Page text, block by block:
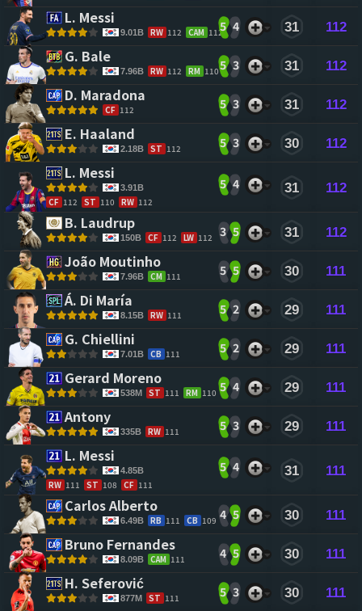
L. Messi
9.01B RW 112 CAM 1125 4 31 112
G. Bale
7.96B RW 112 RM 1105 3 31 112
D. Maradona
CF 112 5 3 31 112
E. Haaland
2.18B ST 112 5 3 30 112
L. Messi
3.91B
CF 112 ST 110 RW 112
5 4 31 112
B. Laudrup
150B CF 112 LW 112 3 5 31 112
João Moutinho
7.96B CM 111 5 5 30 111
Á. Di María
8.15B RW 111 5 2 29 111
G. Chiellini
7.01B CB 111 5 2 29 111
Gerard Moreno
538M ST 111 RM 110 5 4 29 111
Antony
335B RW 111 5 3 29 111
L. Messi
4.85B
RW 111 ST 108 CF 111
5 4 31 111
Carlos Alberto
6.49B RB 111 CB 109 4 5 30 111
Bruno Fernandes
8.09B CAM 111 4 5 30 111
H. Seferović
877M ST 111 5 3 30 111